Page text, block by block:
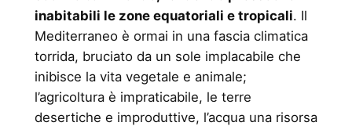
inabitabili le zone equatoriali e tropicali. Il
Mediterraneo è ormai in una fascia climatica
torrida, bruciato da un sole implacabile che
inibisce la vita vegetale e animale;
l’agricoltura è impraticabile, le terre
desertiche e improduttive, l’acqua una risorsa